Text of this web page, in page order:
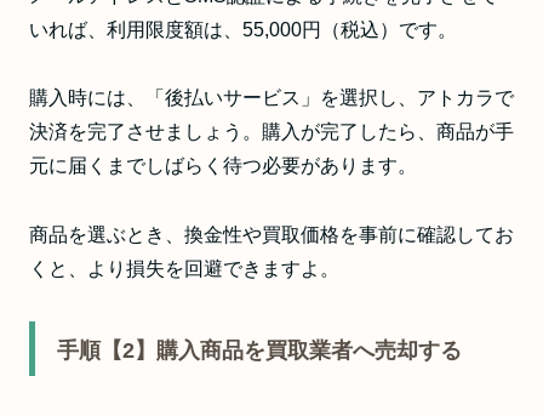
いれば、利用限度額は、55,000円（税込）です。
購入時には、「後払いサービス」を選択し、アトカラで
決済を完了させましょう。購入が完了したら、商品が手
元に届くまでしばらく待つ必要があります。
商品を選ぶとき、換金性や買取価格を事前に確認してお
くと、より損失を回避できますよ。
手順【2】購入商品を買取業者へ売却する